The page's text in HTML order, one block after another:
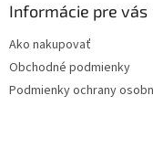
Informácie pre vás
Ako nakupovať
Obchodné podmienky
Podmienky ochrany